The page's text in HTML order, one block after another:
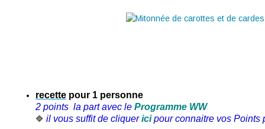
recette pour 1 personne
2 points la part avec le Programme WW
🔷 il vous suffit de cliquer icipour connaitre vos Points